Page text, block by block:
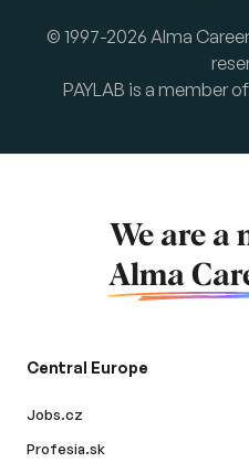
© 1997-2026 Alma
PAYLAB is a member
We are a
Alma
Central Europe
Jobs.cz
Profesia.sk